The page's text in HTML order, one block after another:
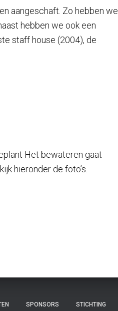
aangeschaft. Zo hebben we
hebben we ook een
staff house (2004), de
Het bewateren gaat
hieronder de foto’s.
SPONSORS STICHTING